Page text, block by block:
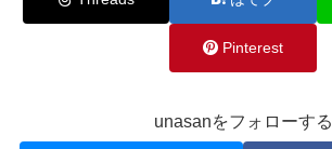
Pinterest
unasanをフォローする